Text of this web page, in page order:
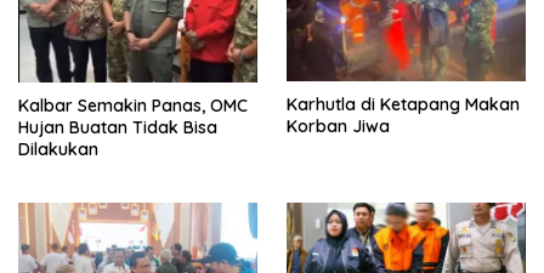
Kalbar Semakin Panas, OMC
Hujan Buatan Tidak Bisa
Dilakukan
Karhutla di Ketapang Makan
Korban Jiwa